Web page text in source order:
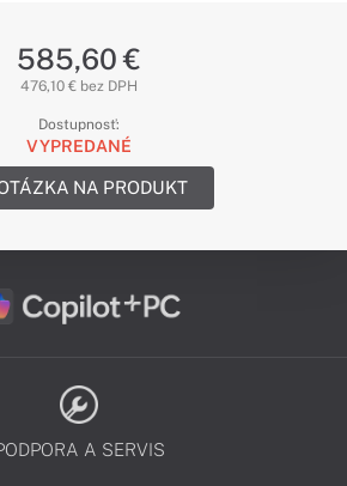
585,60 €
476,10 € bez DPH
Dostupnosť:
VYPREDANÉ
NA PRODUKT
A SERVIS